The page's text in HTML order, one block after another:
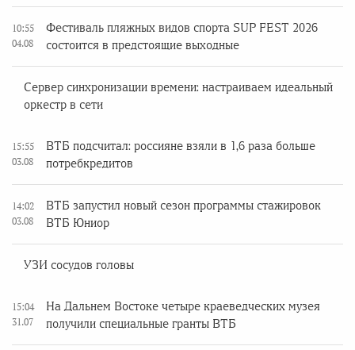
10:55
04.08
Фестиваль пляжных видов спорта SUP FEST 2026
состоится в предстоящие выходные
Сервер синхронизации времени: настраиваем идеальный
оркестр в сети
15:55
03.08
ВТБ подсчитал: россияне взяли в 1,6 раза больше
потребкредитов
14:02
03.08
ВТБ запустил новый сезон программы стажировок
ВТБ Юниор
УЗИ сосудов головы
15:04
31.07
На Дальнем Востоке четыре краеведческих музея
получили специальные гранты ВТБ